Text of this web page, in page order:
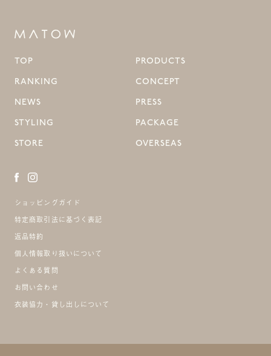
TOP
PRODUCTS
RANKING
CONCEPT
NEWS
PRESS
STYLING
PACKAGE
STORE
OVERSEAS
ショッピングガイド
特定商取引法に基づく表記
返品特約
個人情報取り扱いについて
よくある質問
お問い合わせ
衣装協力・貸し出しについて